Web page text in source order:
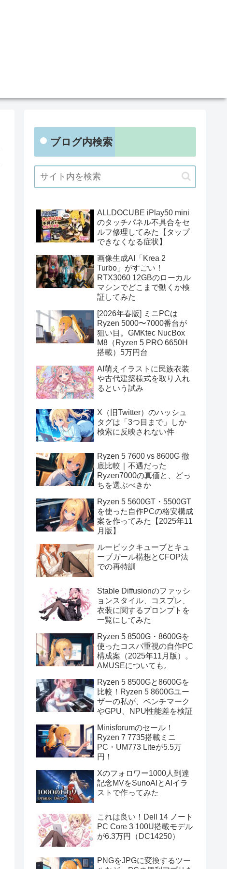
ブログ内検索
ALLDOCUBE iPlay50 mini
のタッチパネル不具合をセ
ルフ修理してみた【タップ
できなくなる症状】
画像生成AI「Krea 2
Turbo」がすごい！
RTX3060 12GBのローカル
マシンでどこまで動くか検
証してみた
[2026年春版] ミニPCは
Ryzen 5000〜7000番台が
狙い目。GMKtec NucBox
M8（Ryzen 5 PRO 6650H
搭載）5万円台
AI萌えイラストに民族衣装
や古代建築様式を取り入れ
るという試み
X（旧Twitter）のハッシュ
タグは「3つ目まで」しか
検索に反映されない件
Ryzen 5 7600 vs 8600G 徹
底比較｜不遇だった
Ryzen7000の真価と、どっ
ちを選ぶべきか
Ryzen 5 5600GT・5500GT
を使った自作PCの格安構成
案を作ってみた【2025年11
月版】
ルービックキューブとキュ
ーブガール構想とCFOP法
での再特訓
Stable Diffusionのファッシ
ョンスタイル、コスプレ、
衣装に関するプロンプトを
一覧にしてみた
Ryzen 5 8500G・8600Gを
使ったコスパ重視の自作PC
構成案（2025年11月版）。
AMUSEについても。
Ryzen 5 8500Gと8600Gを
比較！Ryzen 5 8600Gユー
ザーの私が、ベンチマーク
やGPU、NPU性能差を検証
Minisforumのセール！
Ryzen 7 7735搭載ミニ
PC・UM773 Liteが5.5万
円！
Xのフォロワー1000人到達
記念MVをSunoAIとAIイラ
ストで作ってみた
これは良い！Dell 14 ノート
PC Core 3 100U搭載モデル
が6.3万円（DC14250）
PNGをJPGに変換するツー